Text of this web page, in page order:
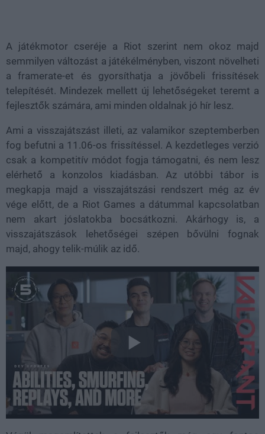
A játékmotor cseréje a Riot szerint nem okoz majd
semmilyen változást a játékélményben, viszont növelheti
a framerate-et és gyorsíthatja a jövőbeli frissítések
telepítését. Mindezek mellett új lehetőségeket teremt a
fejlesztők számára, ami minden oldalnak jó hír lesz.
Ami a visszajátszást illeti, az valamikor szeptemberben
fog befutni a 11.06-os frissítéssel. A kezdetleges verzió
csak a kompetitív módot fogja támogatni, és nem lesz
elérhető a konzolos kiadásban. Az utóbbi tábor is
megkapja majd a visszajátszási rendszert még az év
vége előtt, de a Riot Games a dátummal kapcsolatban
nem akart jóslatokba bocsátkozni. Akárhogy is, a
visszajátszások lehetőségei szépen bővülni fognak
majd, ahogy telik-múlik az idő.